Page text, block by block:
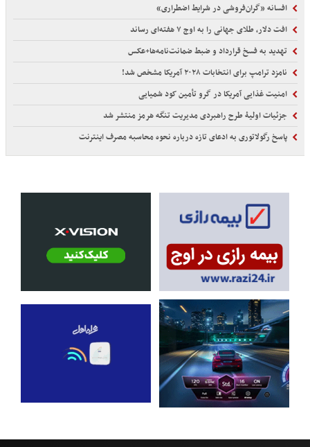
افسانه «گران‌فروشی در شرایط اضطراری»
افت دلار، طلای جهانی را به اوج ۷ هفته‌ای رساند
تهدید به فسخ قرارداد و ضبط ضمانت‌نامه‌ها+عکس
نامزد ترامپ برای انتخابات ۲۰۲۸ آمریکا مشخص شد!
امنیت غذایی آمریکا در گرو تأمین کود شمیایی
جزئیات اولیۀ طرح راهبردی مدیریت تنگه هرمز منتشر شد
پاسخ رگولاتوری به ادعای تازه درباره نحوه محاسبه مصرف اینترنت